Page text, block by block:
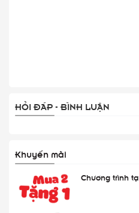
HỎI ĐÁP - BÌNH LUẬN
Khuyến mãi
Chương trình